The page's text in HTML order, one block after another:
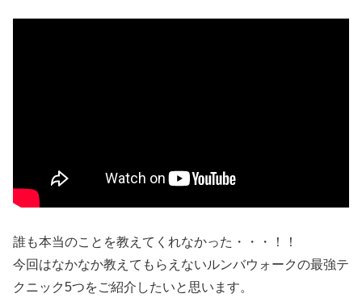
誰も本当のことを教えてくれなかった・・・！！
今回はなかなか教えてもらえないルンバウォークの最強テ
クニック5つをご紹介したいと思います。